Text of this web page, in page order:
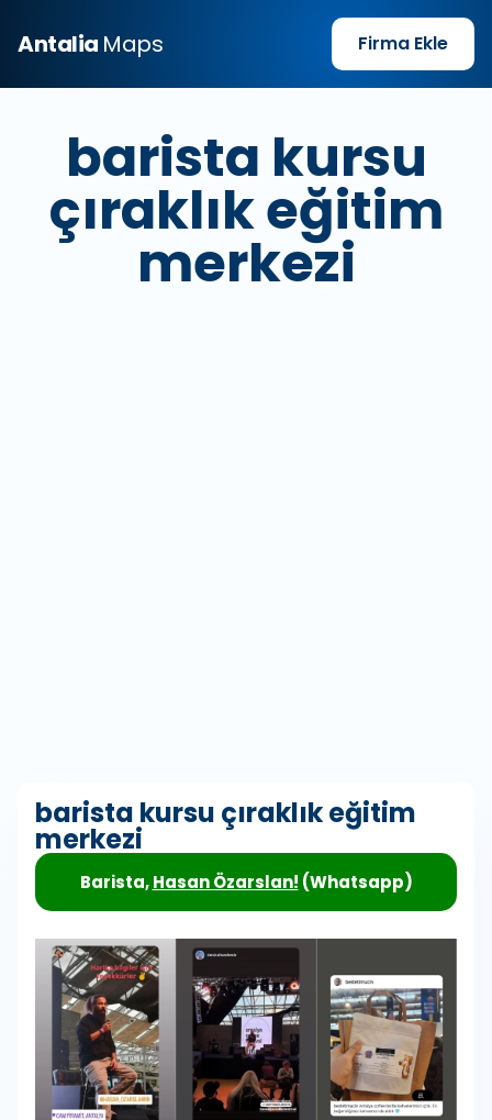
Antalia Maps Firma Ekle
barista kursu
çıraklık eğitim
merkezi
barista kursu çıraklık eğitim
merkezi
Barista,Hasan Özarslan! (Whatsapp)